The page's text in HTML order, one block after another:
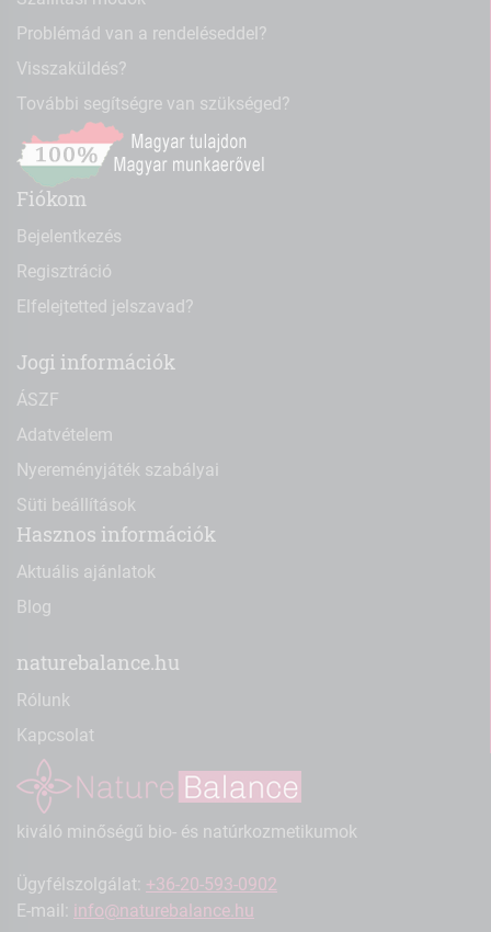
Problémád van a rendeléseddel?
Visszaküldés?
További segítségre van szükséged?
Fiókom
Bejelentkezés
Regisztráció
Elfelejtetted jelszavad?
Jogi információk
ÁSZF
Adatvételem
Nyereményjáték szabályai
Süti beállítások
Hasznos információk
Aktuális ajánlatok
Blog
naturebalance.hu
Rólunk
Kapcsolat
kiváló minőségű bio- és natúrkozmetikumok
Ügyfélszolgálat: +36-20-593-0902
E-mail: info@naturebalance.hu